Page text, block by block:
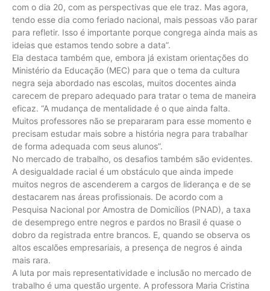
com o dia 20, com as perspectivas que ele traz. Mas agora,
tendo esse dia como feriado nacional, mais pessoas vão parar
para refletir. Isso é importante porque congrega ainda mais as
ideias que estamos tendo sobre a data”.
Ela destaca também que, embora já existam orientações do
Ministério da Educação (MEC) para que o tema da cultura
negra seja abordado nas escolas, muitos docentes ainda
carecem de preparo adequado para tratar o tema de maneira
eficaz. “A mudança de mentalidade é o que ainda falta.
Muitos professores não se prepararam para esse momento e
precisam estudar mais sobre a história negra para trabalhar
de forma adequada com seus alunos”.
No mercado de trabalho, os desafios também são evidentes.
A desigualdade racial é um obstáculo que ainda impede
muitos negros de ascenderem a cargos de liderança e de se
destacarem nas áreas profissionais. De acordo com a
Pesquisa Nacional por Amostra de Domicílios (PNAD), a taxa
de desemprego entre negros e pardos no Brasil é quase o
dobro da registrada entre brancos. E, quando se observa os
altos escalões empresariais, a presença de negros é ainda
mais rara.
A luta por mais representatividade e inclusão no mercado de
trabalho é uma questão urgente. A professora Maria Cristina